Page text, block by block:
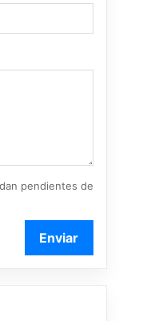
pendientes de
Enviar